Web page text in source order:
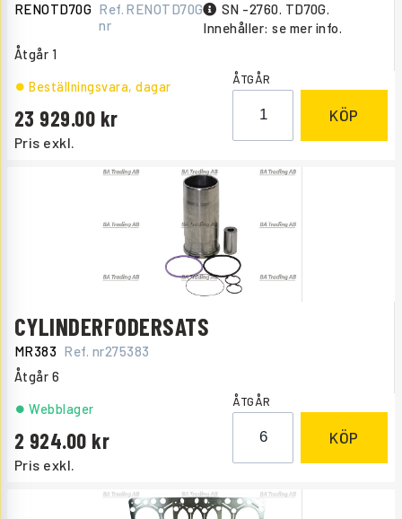
RENOTD70G Ref.
nr
RENOTD70G
SN -2760. TD70G.
Innehåller: se mer info.
Åtgår 1
Pris exkl.
23 929.00
Beställningsvara, dagar ÅTGÅR
KÖP
CYLINDERFODERSATS
MR383 Ref. nr275383
Åtgår 6
Pris exkl.
2 924.00
Webblager ÅTGÅR
KÖP